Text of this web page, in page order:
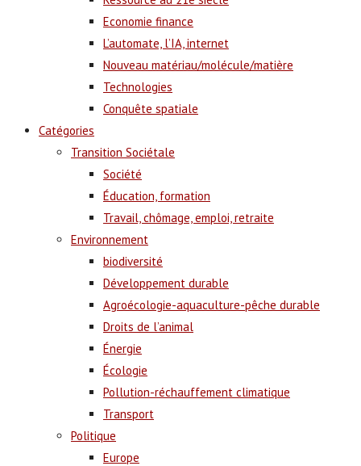
Economie finance
L’automate, l’IA, internet
Nouveau matériau/molécule/matière
Technologies
Conquête spatiale
Catégories
Transition Sociétale
Société
Éducation, formation
Travail, chômage, emploi, retraite
Environnement
biodiversité
Développement durable
Agroécologie-aquaculture-pêche durable
Droits de l’animal
Énergie
Écologie
Pollution-réchauffement climatique
Transport
Politique
Europe